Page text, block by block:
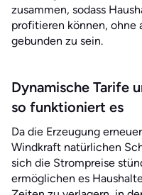
zusammen, sodass
profitieren können, ohne
gebunden zu sein.
Dynamische Tarife
so funktioniert es
Da die Erzeugung
Windkraft natürlichen
sich die Strompreise
ermöglichen es